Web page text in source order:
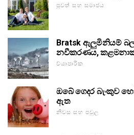
පුවත් සහ සමාජය
Bratsk ඇලුමිනියම්
නවීකරණය,
ව්යාපාරික
ඔබේ ගෙදර බැංකුව
ඇත
නිවස සහ පවුල